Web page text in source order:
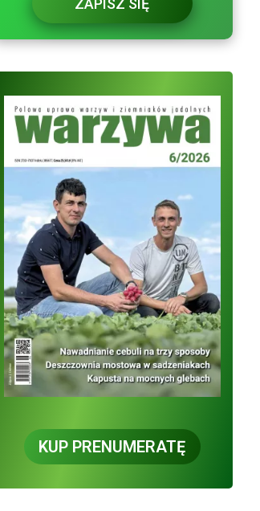
ZAPISZ SIĘ
KUP PRENUMERATĘ